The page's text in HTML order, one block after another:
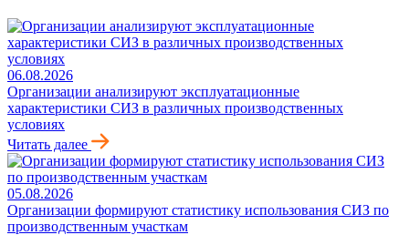
06.08.2026
Организации анализируют эксплуатационные
характеристики СИЗ в различных производственных
условиях
Читать далее
05.08.2026
Организации формируют статистику использования СИЗ по
производственным участкам